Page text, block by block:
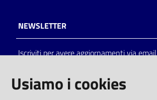
Catalogo
on line
NEWSLETTER
Iscriviti per avere aggiornamenti via email
Usiamo i cookies